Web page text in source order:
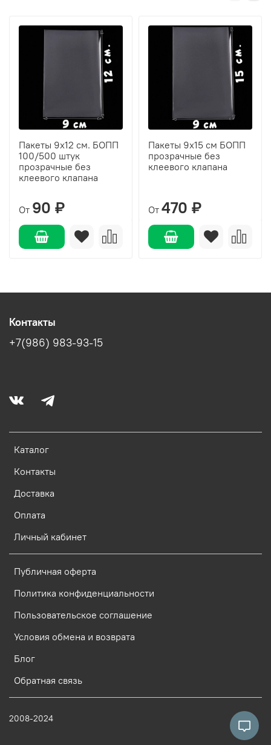
Пакеты 9х12 см. БОПП
100/500 штук
прозрачные без
клеевого клапана
От 90 ₽
Пакеты 9х15 см БОПП
прозрачные без
клеевого клапана
От 470 ₽
Каталог
Контакты
Доставка
Оплата
Личный кабинет
Публичная оферта
Политика конфиденциальности
Пользовательское соглашение
Условия обмена и возврата
Блог
Обратная связь
Контакты
+7(986) 983-93-15
2008-2024